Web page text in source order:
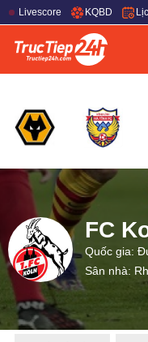
Livescore KQBD
FC
Quốc gia:
Sân nhà: